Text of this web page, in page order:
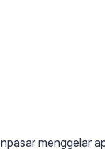
menggelar